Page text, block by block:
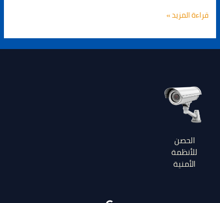
قراءة المزيد »
الحصن
للأنظمة
الأمنية